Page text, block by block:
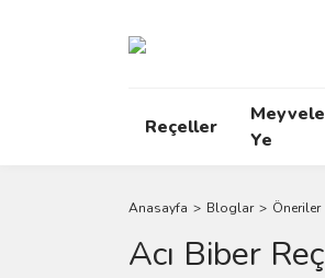
Reçeller
Meyvele
Ye
Anasayfa Bloglar Öneriler
Acı Biber